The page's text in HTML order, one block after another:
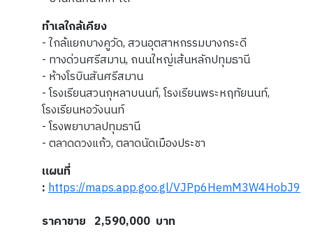
ทำเลใกล้เคียง
- ใกล้แยกบางคูวัด, สวนอุตสาหกรรมบางกระดี
- ทางด่วนศรีสมาน, ถนนใหญ่เส้นหลักปทุมธานี
- ห้างโรบินสันศรีสมาน
- โรงเรียนสวนกุหลาบนนท์, โรงเรียนพระหฤทัยนนท์,
โรงเรียนหอวังนนท์
- โรงพยาบาลปทุมธานี
- ตลาดดวงแก้ว, ตลาดนัดเมืองประชา
แผนที่
:https://maps.app.goo.gl/VJPp6HemM3W4HobJ9
ราคาขาย 2,590,000 บาท